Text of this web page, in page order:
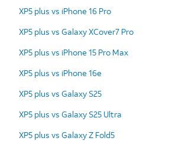
XP5 plus vs iPhone 16 Pro
XP5 plus vs Galaxy XCover7 Pro
XP5 plus vs iPhone 15 Pro Max
XP5 plus vs iPhone 16e
XP5 plus vs Galaxy S25
XP5 plus vs Galaxy S25 Ultra
XP5 plus vs Galaxy Z Fold5